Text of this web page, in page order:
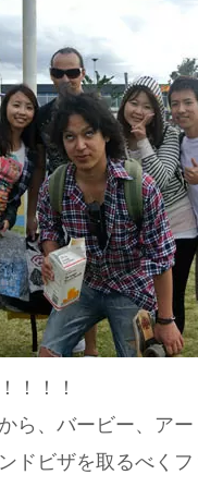
！！！
ら、バービー、アー
ドビザを取るべくフ